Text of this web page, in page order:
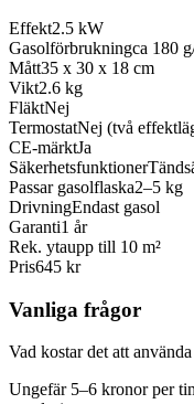
Effekt2.5 kW
Gasolförbrukningca 180
Mått35 x 30 x 18 cm
Vikt2.6 kg
FläktNej
TermostatNej (två
CE-märktJa
Säkerhetsfunktioner
Passar gasolflaska2–5 kg
DrivningEndast gasol
Garanti1 år
Rek. ytaupp till 10 m²
Pris645 kr
Vanliga frågor
Vad kostar det att
Ungefär 5–6 kronor per